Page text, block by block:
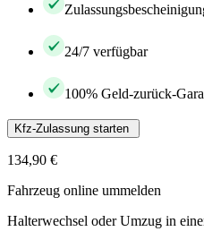
24/7 verfügbar
100% Geld-zurück-
Kfz-Zulassung starten
134,90 €
Fahrzeug online ummelden
Halterwechsel oder Umzug in